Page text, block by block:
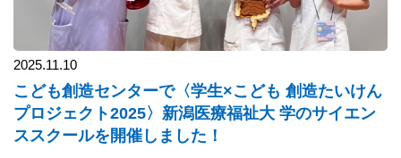
2025.11.10
こども創造センターで〈学生×こども 創造たいけん
プロジェクト2025〉新潟医療福祉大 学のサイエン
ススクールを開催しました！